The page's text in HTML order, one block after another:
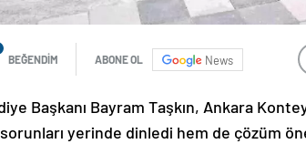
BEĞENDİM ABONE OL News
Başkanı Bayram Taşkın, Ankara
yerinde dinledi hem de çözüm